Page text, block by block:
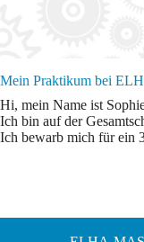
Mein Praktikum bei
Hi, mein Name ist
Ich bin auf der
Ich bewarb mich für ein